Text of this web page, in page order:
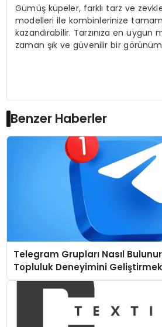
Gümüş küpeler, farklı tarz ve
modelleri ile kombinlerinize
kazandırabilir. Tarzınıza en uygun
zaman şık ve güvenilir bir
Benzer Haberler
Telegram Grupları Nasıl
Topluluk Deneyimini Geliştirmek